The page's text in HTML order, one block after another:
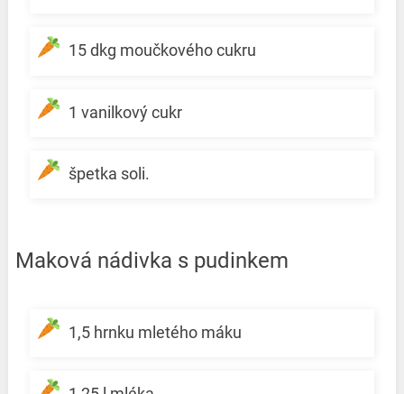
15 dkg moučkového cukru
1 vanilkový cukr
špetka soli.
Maková nádivka s pudinkem
1,5 hrnku mletého máku